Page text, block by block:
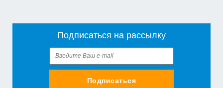
Подписаться на рассылку
Подписаться